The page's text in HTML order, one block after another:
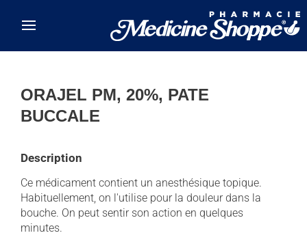
ORAJEL PM, 20%, PATE
BUCCALE
Description
Ce médicament contient un anesthésique topique.
Habituellement, on l'utilise pour la douleur dans la
bouche. On peut sentir son action en quelques
minutes.